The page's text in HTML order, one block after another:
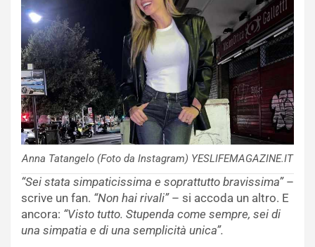
Anna Tatangelo (Foto da Instagram) YESLIFEMAGAZINE.IT
“Sei stata simpaticissima e soprattutto bravissima”–
scrive un fan. “Non hai rivali”– si accoda un altro. E
ancora: “Visto tutto. Stupenda come sempre, sei di
una simpatia e di una semplicità unica”.